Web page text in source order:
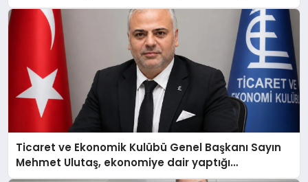
Ticaret ve Ekonomik Kulübü Genel Başkanı Sayın
Mehmet Ulutaş, ekonomiye dair yaptığı
açıklamada şunları kaydetti: